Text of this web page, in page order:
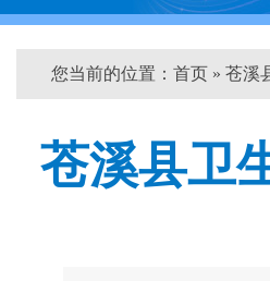
您当前的位置： 首页 » 苍溪
苍溪县卫